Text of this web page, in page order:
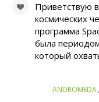
Приветствую
космических
программа
была
который
ANDROMEDA